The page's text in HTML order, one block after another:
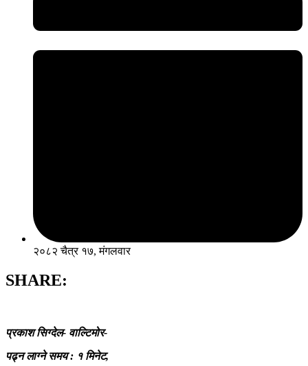
२०८२ चैत्र १७, मंगलवार
SHARE:
प्रकाश सिग्देल- वाल्टिमोर-
पढ्न लाग्ने समय : १ मिनेट,